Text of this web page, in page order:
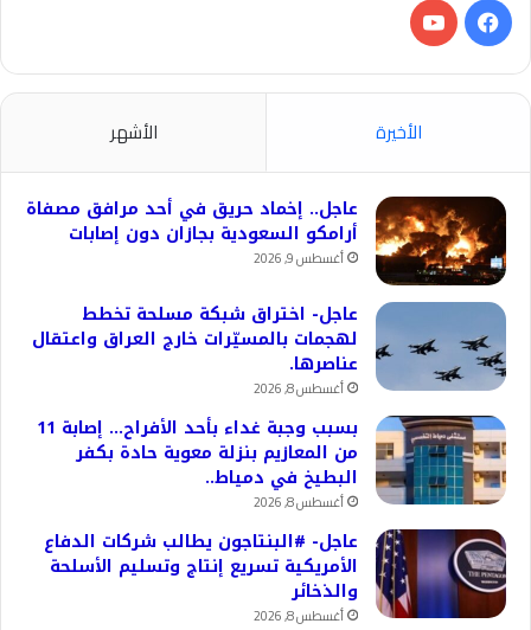
فيسبوك‫YouTube
الأخيرة الأشهر
عاجل.. إخماد حريق في أحد مرافق مصفاة
أرامكو السعودية بجازان دون إصابات
أغسطس 9, 2026
عاجل- اختراق شبكة مسلحة تخطط
لهجمات بالمسيّرات خارج العراق واعتقال
عناصرها.
أغسطس 8, 2026
بسبب وجبة غداء بأحد الأفراح… إصابة 11
من المعازيم بنزلة معوية حادة بكفر
البطيخ في دمياط..
أغسطس 8, 2026
عاجل- #البنتاجون يطالب شركات الدفاع
الأمريكية تسريع إنتاج وتسليم الأسلحة
والذخائر
أغسطس 8, 2026